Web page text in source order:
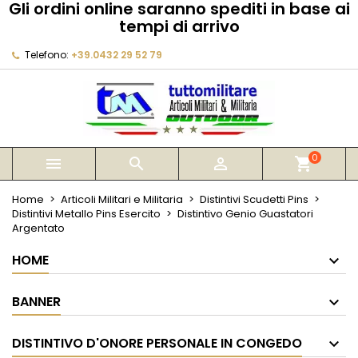
Gli ordini online saranno spediti in base ai
tempi di arrivo
Telefono: +39.0432 29 52 79
   shopping_cart0
Home Articoli Militari e Militaria
Distintivi Scudetti Pins
Distintivi Metallo Pins Esercito
Distintivo Genio Guastatori
Argentato
HOME
BANNER
DISTINTIVO D'ONORE PERSONALE IN CONGEDO
My wishlists
add_circle_outline Create new list
Crea lista dei desideri
Annulla Crea lista dei desideri
Devi avere effettuato l'accesso per salvare dei
prodotti nella tua lista dei desideri.
Annulla